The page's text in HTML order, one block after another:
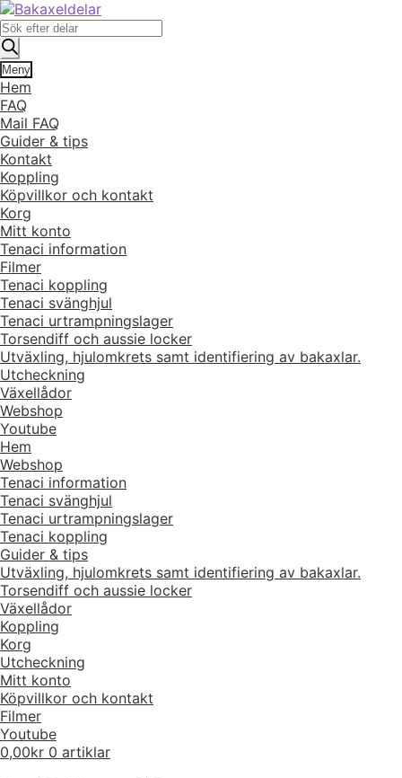
Hoppa
till
navigering
Hoppa
till
innehåll
Produktsökning
Meny
Hem
FAQ
Mail FAQ
Guider & tips
Kontakt
Koppling
Köpvillkor och kontakt
Korg
Mitt konto
Tenaci information
Filmer
Tenaci koppling
Tenaci svänghjul
Tenaci urtrampningslager
Torsendiff och aussie locker
Utväxling, hjulomkrets samt identifiering av bakaxlar.
Utcheckning
Växellådor
Webshop
Youtube
Hem
Webshop
Tenaci information
Tenaci svänghjul
Tenaci urtrampningslager
Tenaci koppling
Guider & tips
Utväxling, hjulomkrets samt identifiering av bakaxlar.
Torsendiff och aussie locker
Växellådor
Koppling
Korg
Utcheckning
Mitt konto
Köpvillkor och kontakt
Filmer
Youtube
0,00kr 0 artiklar